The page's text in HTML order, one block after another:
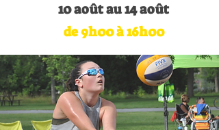
10 août au 14 août
de 9h00 à 16h00